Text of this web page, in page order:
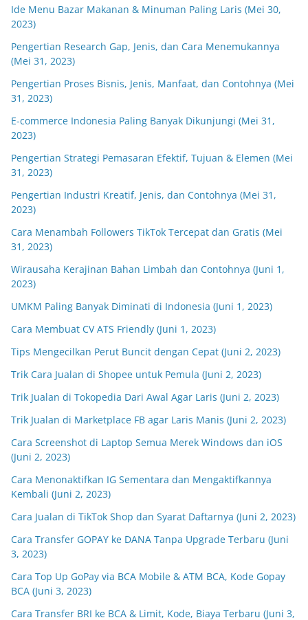
Ide Menu Bazar Makanan & Minuman Paling Laris (Mei 30,
2023)
Pengertian Research Gap, Jenis, dan Cara Menemukannya
(Mei 31, 2023)
Pengertian Proses Bisnis, Jenis, Manfaat, dan Contohnya (Mei
31, 2023)
E-commerce Indonesia Paling Banyak Dikunjungi (Mei 31,
2023)
Pengertian Strategi Pemasaran Efektif, Tujuan & Elemen (Mei
31, 2023)
Pengertian Industri Kreatif, Jenis, dan Contohnya (Mei 31,
2023)
Cara Menambah Followers TikTok Tercepat dan Gratis (Mei
31, 2023)
Wirausaha Kerajinan Bahan Limbah dan Contohnya (Juni 1,
2023)
UMKM Paling Banyak Diminati di Indonesia (Juni 1, 2023)
Cara Membuat CV ATS Friendly (Juni 1, 2023)
Tips Mengecilkan Perut Buncit dengan Cepat (Juni 2, 2023)
Trik Cara Jualan di Shopee untuk Pemula (Juni 2, 2023)
Trik Jualan di Tokopedia Dari Awal Agar Laris (Juni 2, 2023)
Trik Jualan di Marketplace FB agar Laris Manis (Juni 2, 2023)
Cara Screenshot di Laptop Semua Merek Windows dan iOS
(Juni 2, 2023)
Cara Menonaktifkan IG Sementara dan Mengaktifkannya
Kembali (Juni 2, 2023)
Cara Jualan di TikTok Shop dan Syarat Daftarnya (Juni 2, 2023)
Cara Transfer GOPAY ke DANA Tanpa Upgrade Terbaru (Juni
3, 2023)
Cara Top Up GoPay via BCA Mobile & ATM BCA, Kode Gopay
BCA (Juni 3, 2023)
Cara Transfer BRI ke BCA & Limit, Kode, Biaya Terbaru (Juni 3,